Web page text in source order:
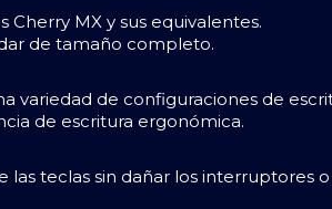
MX y sus equivalentes.
de tamaño completo.
variedad de configuraciones de
de escritura ergonómica.
teclas sin dañar los interruptores